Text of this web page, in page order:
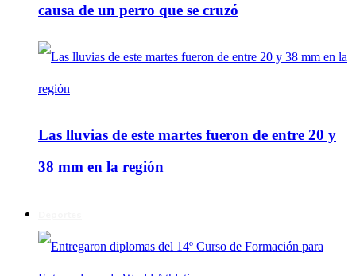
causa de un perro que se cruzó
Las lluvias de este martes fueron de entre 20 y
38 mm en la región